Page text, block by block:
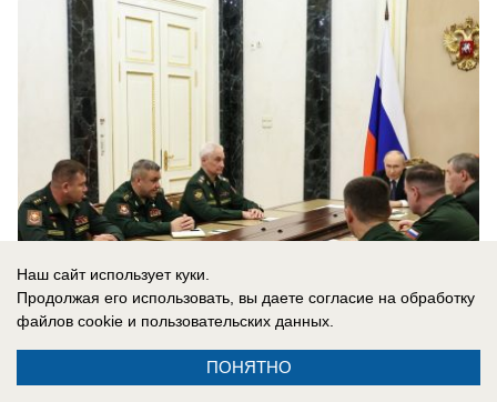
Наш сайт использует куки.
Продолжая его использовать, вы даете согласие на обработку
файлов cookie и пользовательских данных.
ПОНЯТНО